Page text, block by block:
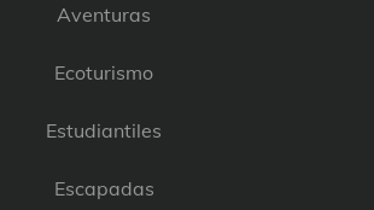
Aventuras
Ecoturismo
Estudiantiles
Escapadas